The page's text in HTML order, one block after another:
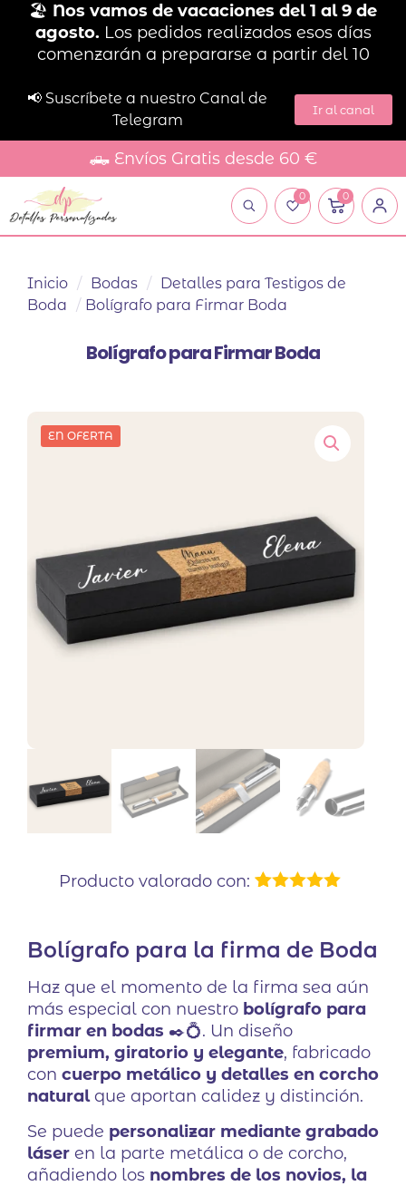
🏖️ Nos vamos de vacaciones del 1 al 9 de
agosto. Los pedidos realizados esos días
comenzarán a prepararse a partir del 10
📢 Suscríbete a nuestro Canal de
Telegram
Ir al canal
🛻 Envíos Gratis desde 60 €
0 0
Inicio / Bodas / Detalles para Testigos de
Boda / Bolígrafo para Firmar Boda
Bolígrafo para Firmar Boda
EN OFERTA
Producto valorado con:
avaloración
cliente
Bolígrafo para la firma de Boda
Haz que el momento de la firma sea aún
más especial con nuestro bolígrafo para
firmar en bodas ✒️💍. Un diseño
premium, giratorio y elegante, fabricado
con cuerpo metálico y detalles en corcho
naturalque aportan calidez y distinción.
Se puede personalizar mediante grabado
láser en la parte metálica o de corcho,
añadiendo los nombres de los novios, la